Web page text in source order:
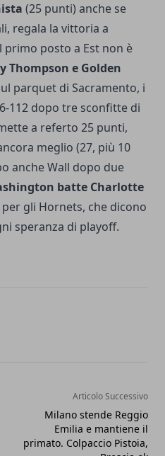
(25 punti) anche se
regala la vittoria a
primo posto a Est non è
Thompson e Golden
parquet di Sacramento, i
112 dopo tre sconfitte di
a referto 25 punti,
meglio (27, più 10
anche Wall dopo due
batte Charlotte
gli Hornets, che dicono
speranza di playoff.
Articolo Successivo
Milano stende Reggio
Emilia e mantiene il
primato. Colpaccio Pistoia,